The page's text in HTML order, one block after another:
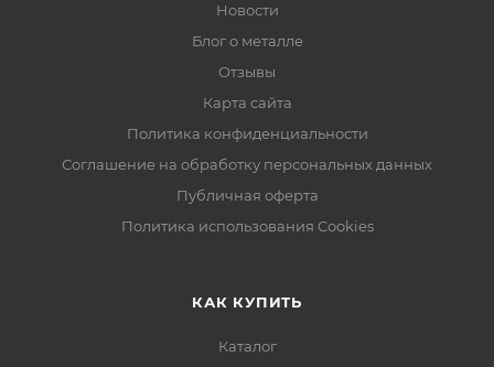
Новости
Блог о металле
Отзывы
Карта сайта
Политика конфиденциальности
Соглашение на обработку персональных данных
Публичная оферта
Политика использования Cookies
КАК КУПИТЬ
Каталог